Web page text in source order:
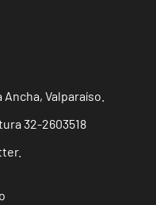
Valparaíso.
32-2603518